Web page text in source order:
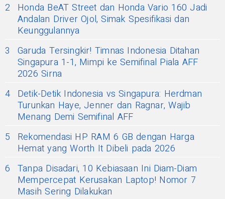
2
Honda BeAT Street dan Honda Vario 160 Jadi
Andalan Driver Ojol, Simak Spesifikasi dan
Keunggulannya
3
Garuda Tersingkir! Timnas Indonesia Ditahan
Singapura 1-1, Mimpi ke Semifinal Piala AFF
2026 Sirna
4 Detik-Detik Indonesia vs Singapura: Herdman
Turunkan Haye, Jenner dan Ragnar, Wajib
Menang Demi Semifinal AFF
5
Rekomendasi HP RAM 6 GB dengan Harga
Hemat yang Worth It Dibeli pada 2026
6 Tanpa Disadari, 10 Kebiasaan Ini Diam-Diam
Mempercepat Kerusakan Laptop! Nomor 7
Masih Sering Dilakukan